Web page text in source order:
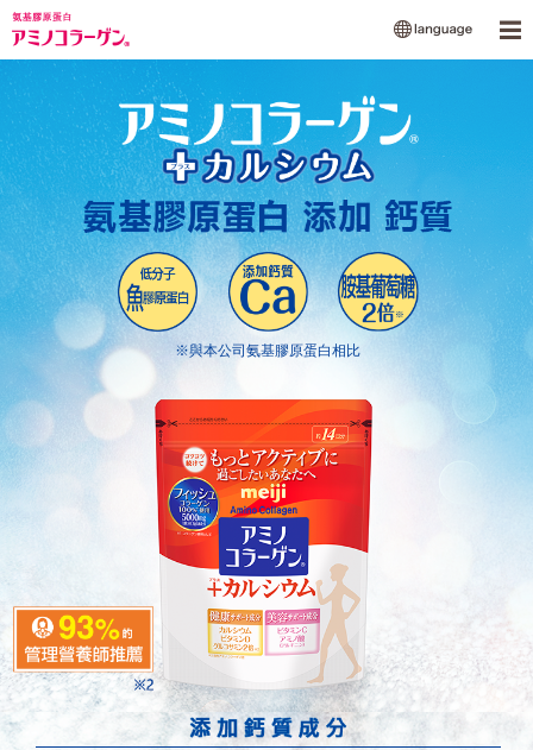
※與本公司氨基膠原蛋白相比